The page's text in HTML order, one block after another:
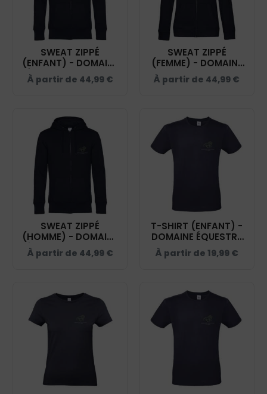
SWEAT ZIPPÉ
(ENFANT) - DOMAINE
ÉQUESTRE GLARIS -
NAVY - K455
À partir de 44,99 €
SWEAT ZIPPÉ
(FEMME) - DOMAINE
ÉQUESTRE GLARIS -
NAVY - BCW03Q
À partir de 44,99 €
SWEAT ZIPPÉ
(HOMME) - DOMAINE
ÉQUESTRE GLARIS -
NAVY - BCU03K
À partir de 44,99 €
T-SHIRT (ENFANT) -
DOMAINE ÉQUESTRE
GLARIS - NAVY -
BC03TK
À partir de 19,99 €